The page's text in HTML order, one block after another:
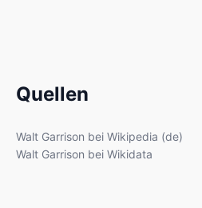
Quellen
Walt Garrison bei Wikipedia (de)
Walt Garrison bei Wikidata